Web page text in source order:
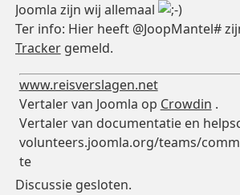
Joomla zijn wij allemaal
Ter info: Hier heeft @JoopMantel#
Trackergemeld.
www.reisverslagen.net
Vertaler van Joomla op Crowdin .
Vertaler van documentatie en
volunteers.joomla.org/teams/
te
Discussie gesloten.